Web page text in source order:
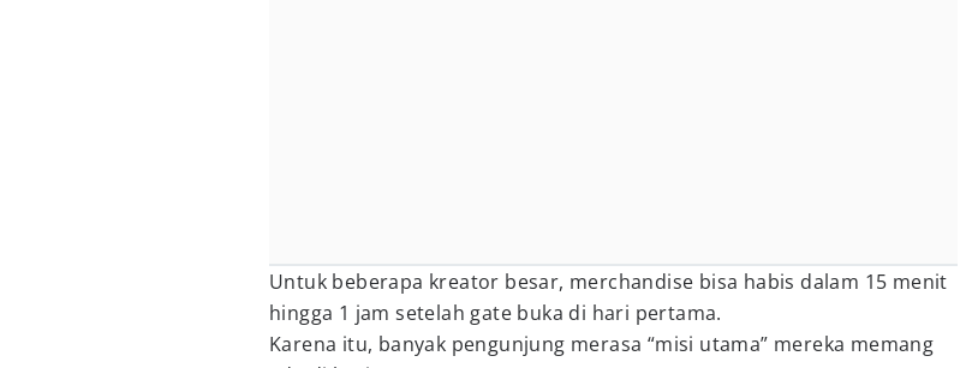
Untuk beberapa kreator besar, merchandise bisa habis dalam 15 menit
hingga 1 jam setelah gate buka di hari pertama.
Karena itu, banyak pengunjung merasa “misi utama” mereka memang